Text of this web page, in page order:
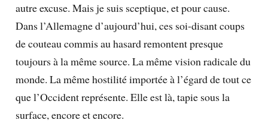
autre excuse. Mais je suis sceptique, et pour cause.
Dans l’Allemagne d’aujourd’hui, ces soi-disant coups
de couteau commis au hasard remontent presque
toujours à la même source. La même vision radicale du
monde. La même hostilité importée à l’égard de tout ce
que l’Occident représente. Elle est là, tapie sous la
surface, encore et encore.